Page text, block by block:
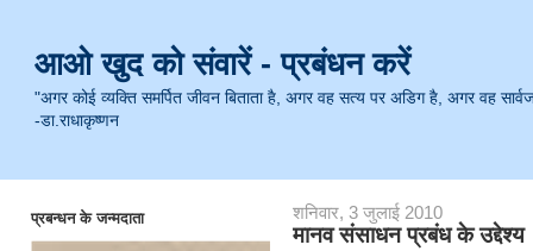
आओ खुद को संवारें - प्रबंधन करें
"अगर कोई व्यक्ति समर्पित जीवन बिताता है, अगर वह सत्य पर अडिग है, अगर वह
-डा.राधाकृष्णन
प्रबन्धन के जन्मदाता शनिवार, 3 जुलाई 2010
मानव संसाधन प्रबंध के उद्देश्य